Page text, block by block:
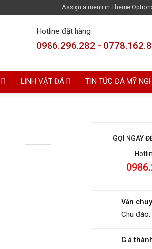
Assign a menu in Theme
Hotline đặt hàng
0986.296.282 -
LINH VẬT ĐÁ TIN TỨC ĐÁ MỸ
GỌI NGAY
Vận
Chu
Giá